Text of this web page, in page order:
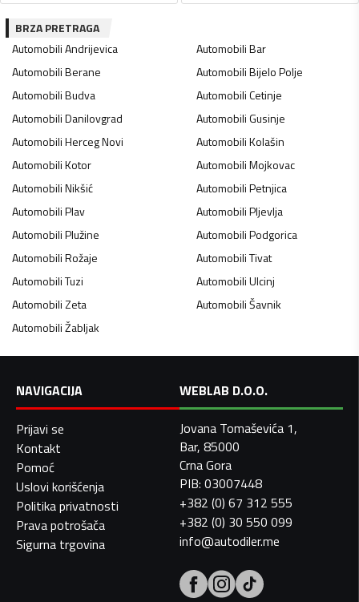
BRZA PRETRAGA
AutomobiliAndrijevica AutomobiliBar
AutomobiliBerane AutomobiliBijelo Polje
AutomobiliBudva AutomobiliCetinje
AutomobiliDanilovgrad AutomobiliGusinje
AutomobiliHerceg Novi AutomobiliKolašin
AutomobiliKotor AutomobiliMojkovac
AutomobiliNikšić AutomobiliPetnjica
AutomobiliPlav AutomobiliPljevlja
AutomobiliPlužine AutomobiliPodgorica
AutomobiliRožaje AutomobiliTivat
AutomobiliTuzi AutomobiliUlcinj
AutomobiliZeta AutomobiliŠavnik
AutomobiliŽabljak
NAVIGACIJA
Prijavi se
Kontakt
Pomoć
Uslovi korišćenja
Politika privatnosti
Prava potrošača
Sigurna trgovina
WEBLAB D.O.O.
Jovana Tomaševića 1,
Bar, 85000
Crna Gora
PIB: 03007448
+382 (0) 67 312 555
+382 (0) 30 550 099
info@autodiler.me